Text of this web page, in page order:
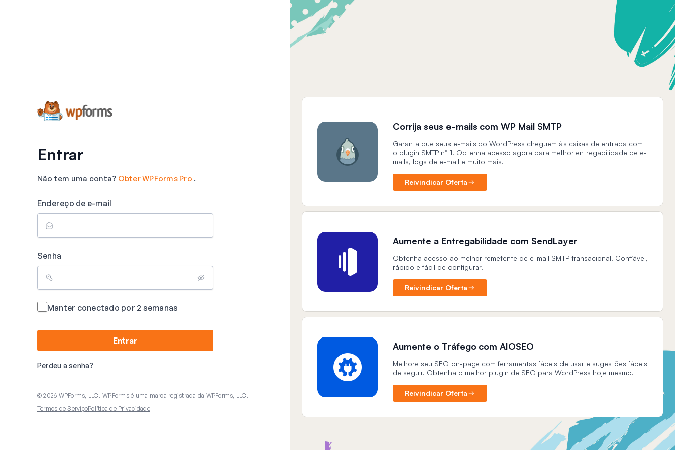
Entrar
Não tem uma conta? Obter WPForms Pro .
Endereço de e-mail
Senha
Manter conectado por 2 semanas
Entrar
Perdeu a senha?
© 2026 WPForms, LLC. WPForms é uma marca registrada da WPForms, LLC.
Termos de ServiçoPolítica de Privacidade
Corrija seus e-mails com WP Mail SMTP
Garanta que seus e-mails do WordPress cheguem às caixas de entrada com
o plugin SMTP nº 1. Obtenha acesso agora para melhor entregabilidade de e-
mails, logs de e-mail e muito mais.
Reivindicar Oferta
Aumente a Entregabilidade com SendLayer
Obtenha acesso ao melhor remetente de e-mail SMTP transacional. Confiável,
rápido e fácil de configurar.
Reivindicar Oferta
Aumente o Tráfego com AIOSEO
Melhore seu SEO on-page com ferramentas fáceis de usar e sugestões fáceis
de seguir. Obtenha o melhor plugin de SEO para WordPress hoje mesmo.
Reivindicar Oferta